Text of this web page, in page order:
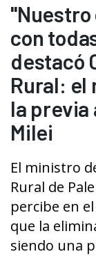
con
destacó
Rural: el
la
Milei
El ministro
Rural de
percibe en
que la
siendo una